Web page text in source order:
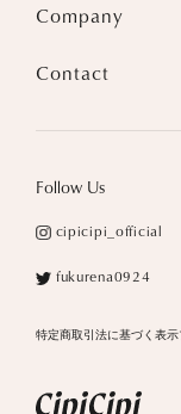
Company
Contact
Follow Us
cipicipi_official
fukurena0924
特定商取引法に基づく表示